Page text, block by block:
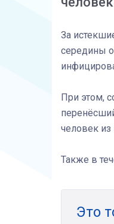
За
середины
При этом,
человек
Также в
Это